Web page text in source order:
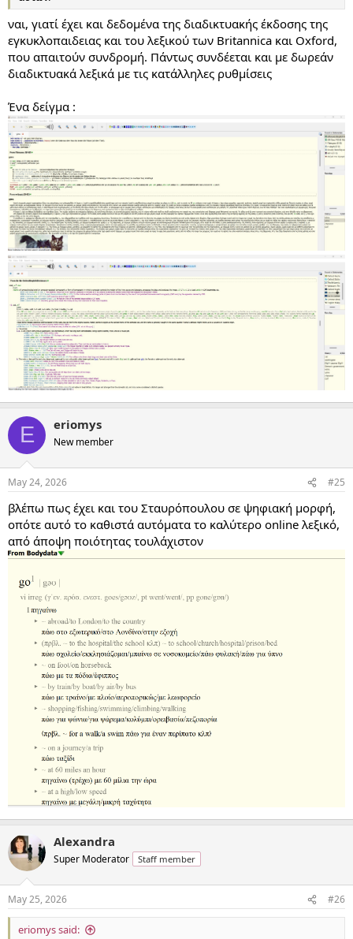
ναι, γιατί έχει και δεδομένα της διαδικτυακής έκδοσης της
εγκυκλοπαιδειας και του λεξικού των Britannica και Oxford,
που απαιτούν συνδρομή. Πάντως συνδέεται και με δωρεάν
διαδικτυακά λεξικά με τις κατάλληλες ρυθμίσεις
Ένα δείγμα :
E eriomys
New member
May 24, 2026 #25
βλέπω πως έχει και του Σταυρόπουλου σε ψηφιακή μορφή,
οπότε αυτό το καθιστά αυτόματα το καλύτερο online λεξικό,
από άποψη ποιότητας τουλάχιστον
Alexandra
Super Moderator Staff member
May 25, 2026 #26
eriomys said: